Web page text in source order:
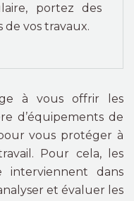
portez des
vos travaux.
à vous offrir les
d’équipements de
vous protéger à
Pour cela, les
interviennent dans
et évaluer les